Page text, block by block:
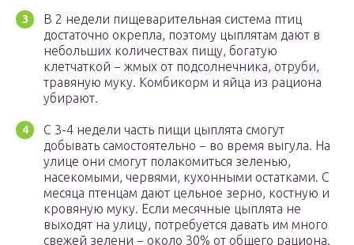
В 2 недели пищеварительная система птиц
достаточно окрепла, поэтому цыплятам дают в
небольших количествах пищу, богатую
клетчаткой − жмых от подсолнечника, отруби,
травяную муку. Комбикорм и яйца из рациона
убирают.
С 3-4 недели часть пищи цыплята смогут
добывать самостоятельно − во время выгула. На
улице они смогут полакомиться зеленью,
насекомыми, червями, кухонными остатками. С
месяца птенцам дают цельное зерно, костную и
кровяную муку. Если месячные цыплята не
выходят на улицу, потребуется давать им много
свежей зелени − около 30% от общего рациона.